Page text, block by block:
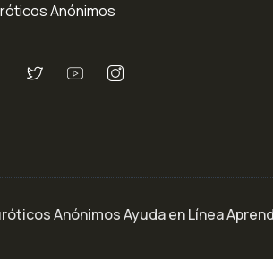
Anónimos
Anónimos Ayuda en Línea